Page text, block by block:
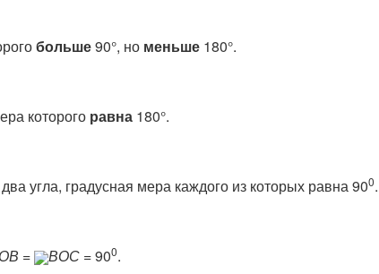
больше90°, но меньше 180°.
которого равна 180°.
угла, градусная мера каждого из которых равна 900.
= ВОС = 900.